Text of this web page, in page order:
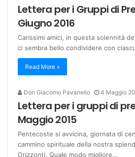
Lettera per i Gruppi di
Giugno 2016
Carissimi amici, in questa solennità
ci sembra bello condividere con
Read More »
Don Giacomo Pavanello 4 Maggio
Lettera per i gruppi di
Maggio 2015
Pentecoste si avvicina, giornata di
cammino spirituale della nostra
Orizzonti. Quale modo migliore…